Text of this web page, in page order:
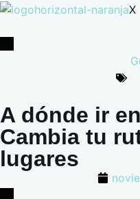
X
A dónde ir
Cambia tu
lugares